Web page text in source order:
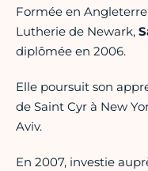
Formée en
Lutherie de Newark,
diplômée en 2006.
Elle poursuit son
de Saint Cyr à New
Aviv.
En 2007, investie